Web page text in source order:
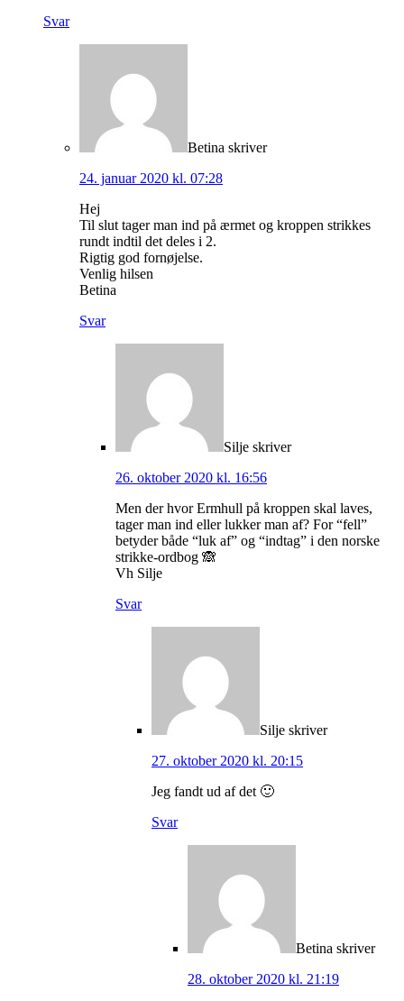
Svar
Betina skriver
24. januar 2020 kl. 07:28
Hej
Til slut tager man ind på ærmet og kroppen strikkes
rundt indtil det deles i 2.
Rigtig god fornøjelse.
Venlig hilsen
Betina
Svar
Silje skriver
26. oktober 2020 kl. 16:56
Men der hvor Ermhull på kroppen skal laves,
tager man ind eller lukker man af? For “fell”
betyder både “luk af” og “indtag” i den norske
strikke-ordbog 🙈
Vh Silje
Svar
Silje skriver
27. oktober 2020 kl. 20:15
Jeg fandt ud af det 🙂
Svar
Betina skriver
28. oktober 2020 kl. 21:19